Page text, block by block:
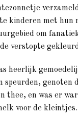
kinderen met hun
om
verstopte
heerlijk
speurden, genoten
thee, en was er
voor de